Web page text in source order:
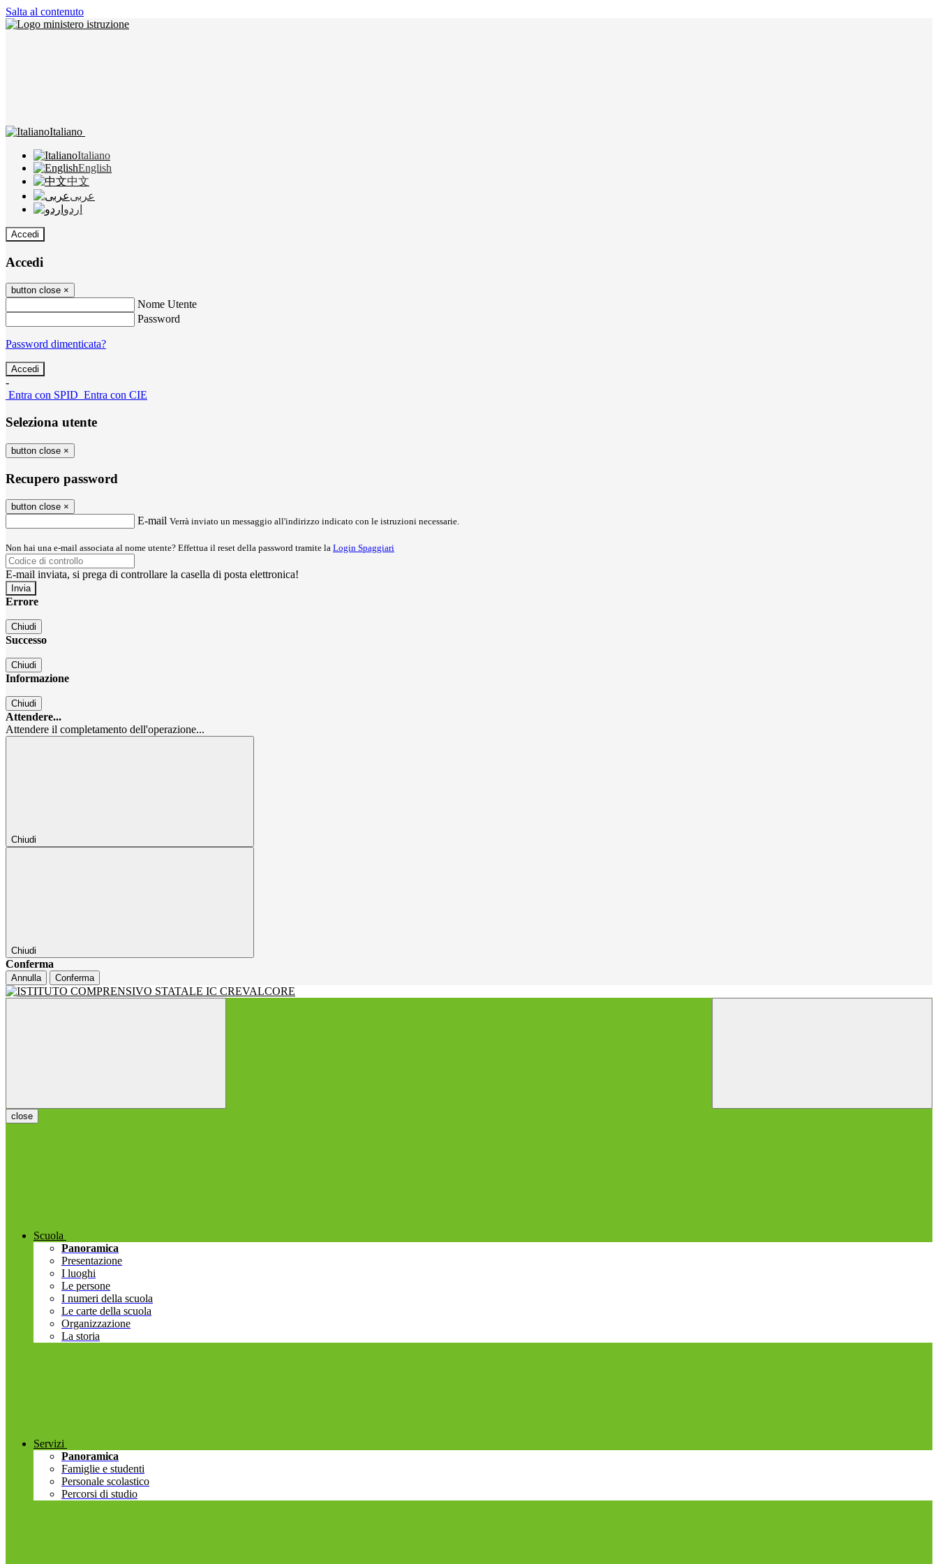
Salta al contenuto
Italiano
Italiano
English
中文
عربى
اردو
Accedi
Accedi
button close ×
Nome Utente
Password
Password dimenticata?
-
Entra con SPID Entra con CIE
Seleziona utente
button close ×
Recupero password
button close ×
E-mail Verrà inviato un messaggio all'indirizzo indicato con le istruzioni necessarie.
Non hai una e-mail associata al nome utente? Effettua il reset della password tramite la Login Spaggiari
E-mail inviata, si prega di controllare la casella di posta elettronica!
Errore
Chiudi
Successo
Chiudi
Informazione
Chiudi
Attendere...
Attendere il completamento dell'operazione...
Chiudi
Chiudi
Conferma
Annulla Conferma
close
Scuola
Panoramica
Presentazione
I luoghi
Le persone
I numeri della scuola
Le carte della scuola
Organizzazione
La storia
Servizi
Panoramica
Famiglie e studenti
Personale scolastico
Percorsi di studio